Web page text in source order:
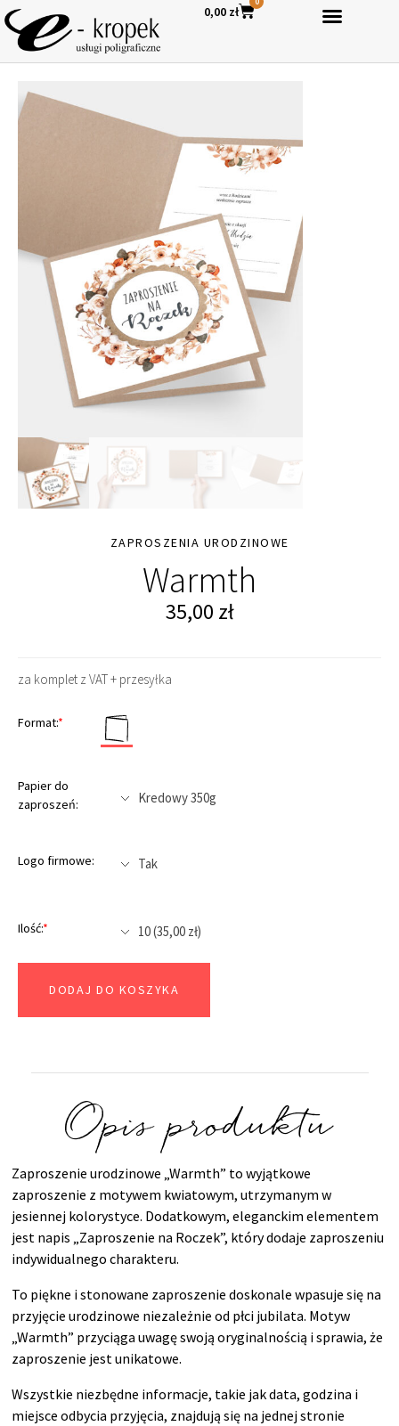
0,00 zł
ZAPROSZENIA URODZINOWE
Warmth
35,00 zł
za komplet z VAT + przesyłka
Format:*
Papier do
zaproszeń:
Logo firmowe:
Ilość:*
DODAJ DO KOSZYKA
Opis produktu
Zaproszenie urodzinowe „Warmth” to wyjątkowe
zaproszenie z motywem kwiatowym, utrzymanym w
jesiennej kolorystyce. Dodatkowym, eleganckim elementem
jest napis „Zaproszenie na Roczek”, który dodaje zaproszeniu
indywidualnego charakteru.
To piękne i stonowane zaproszenie doskonale wpasuje się na
przyjęcie urodzinowe niezależnie od płci jubilata. Motyw
„Warmth” przyciąga uwagę swoją oryginalnością i sprawia, że
zaproszenie jest unikatowe.
Wszystkie niezbędne informacje, takie jak data, godzina i
miejsce odbycia przyjęcia, znajdują się na jednej stronie